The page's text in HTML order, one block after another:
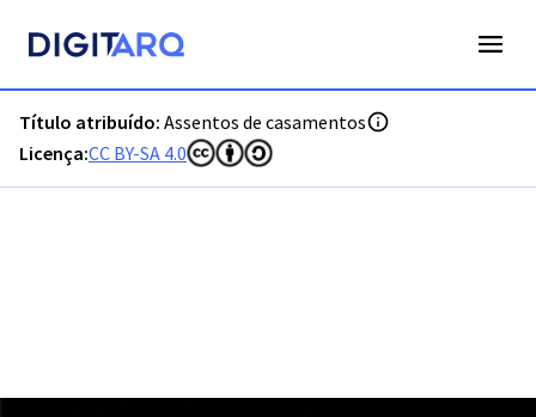
Título atribuído: Assentos de casamentos
Licença:CC BY-SA 4.0